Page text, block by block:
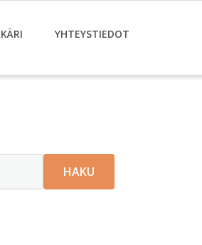
YHTEYSTIEDOT
HAKU